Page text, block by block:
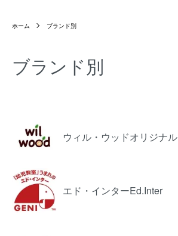
ホーム ブランド別
ブランド別
ウィル・ウッドオリジナル
エド・インターEd.Inter